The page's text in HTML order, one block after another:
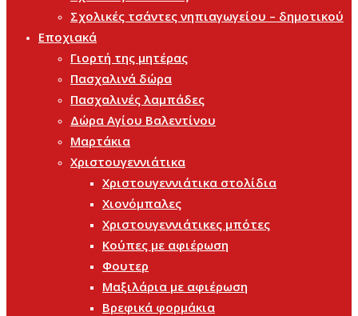
Σχολικές τσάντες νηπιαγωγείου – δημοτικού
Εποχιακά
Γιορτή της μητέρας
Πασχαλινά δώρα
Πασχαλινές λαμπάδες
Δώρα Αγίου Βαλεντίνου
Μαρτάκια
Χριστουγεννιάτικα
Χριστουγεννιάτικα στολίδια
Χιονόμπαλες
Χριστουγεννιάτικες μπότες
Κούπες με αφιέρωση
Φουτερ
Μαξιλάρια με αφιέρωση
Βρεφικά φορμάκια